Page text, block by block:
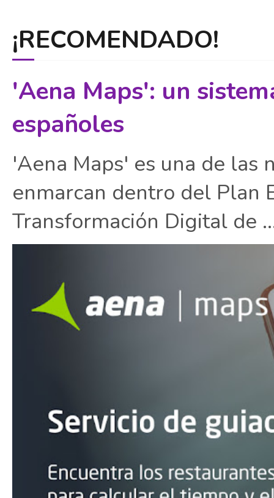
¡RECOMENDADO!
'Aena Maps': un
españoles
'Aena Maps' es una de las
enmarcan dentro del Plan
Transformación Digital de